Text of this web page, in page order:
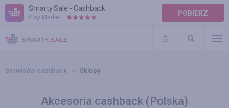
Smarty.Sale - Cashback
Play Market: POBIERZ
POMOC
WARUNKI
Serwisów cashback Sklepy
Akcesoria cashback (Polska)